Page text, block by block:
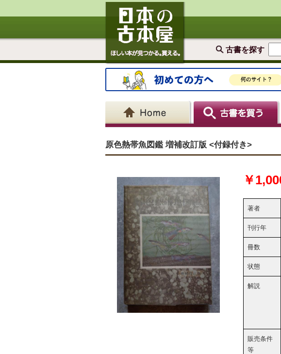
古書を探す
原色熱帯魚図鑑 増補改訂版 <付録付き>
￥
著者
刊行年
冊数
状態
解説
販売条件
等